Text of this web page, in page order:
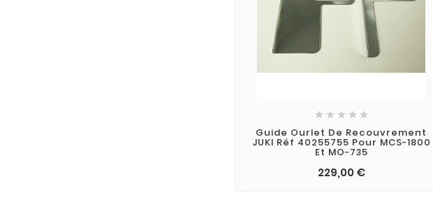
    
Guide Ourlet De Recouvrement
JUKI Réf 40255755 Pour MCS-1800
Et MO-735
229,00 €